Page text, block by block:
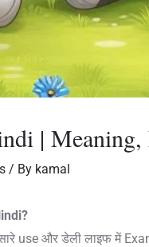
| Meaning,
/ By kamal
use और डेली लाइफ में